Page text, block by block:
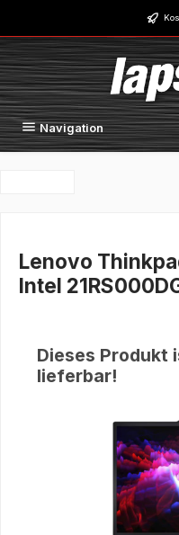
Zum Hauptinhalt springen
Navigation
Lenovo
Intel
Dieses Produkt
lieferbar!
Bildergalerie überspringen